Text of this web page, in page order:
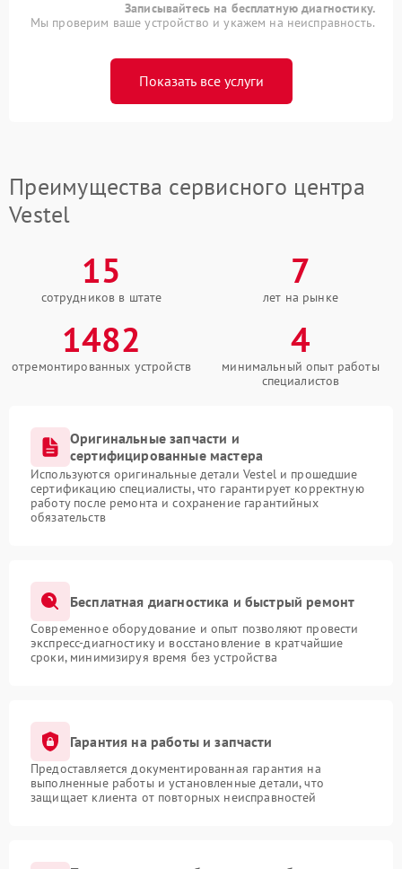
Записывайтесь на бесплатную диагностику.
Мы проверим ваше устройство и укажем на неисправность.
Показать все услуги
Преимущества сервисного центра
Vestel
15
сотрудников в штате
7
лет на рынке
1482
отремонтированных устройств
4
минимальный опыт работы
специалистов
Оригинальные запчасти и
сертифицированные мастера
Используются оригинальные детали Vestel и прошедшие
сертификацию специалисты, что гарантирует корректную
работу после ремонта и сохранение гарантийных
обязательств
Бесплатная диагностика и быстрый ремонт
Современное оборудование и опыт позволяют провести
экспресс-диагностику и восстановление в кратчайшие
сроки, минимизируя время без устройства
Гарантия на работы и запчасти
Предоставляется документированная гарантия на
выполненные работы и установленные детали, что
защищает клиента от повторных неисправностей